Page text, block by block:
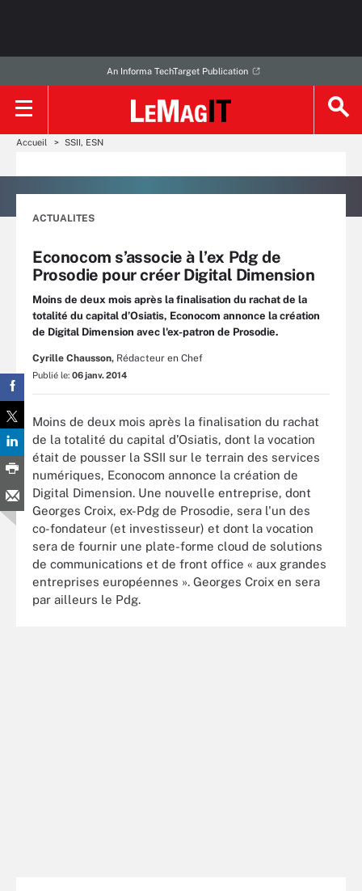
An Informa TechTarget Publication
Accueil SSII, ESN
ACTUALITES
Econocom s’associe à l’ex Pdg de
Prosodie pour créer Digital Dimension
Moins de deux mois après la finalisation du rachat de la
totalité du capital d’Osiatis, Econocom annonce la création
de Digital Dimension avec l'ex-patron de Prosodie.
Cyrille Chausson, Rédacteur en Chef
Publié le: 06 janv. 2014
Moins de deux mois après la finalisation du rachat
de la totalité du capital d’Osiatis, dont la vocation
était de pousser la SSII sur le terrain des services
numériques, Econocom annonce la création de
Digital Dimension. Une nouvelle entreprise, dont
Georges Croix, ex-Pdg de Prosodie, sera l'un des
co-fondateur (et investisseur) et dont la vocation
sera de fournir une plate-forme cloud de solutions
de communications et de front office « aux grandes
entreprises européennes ». Georges Croix en sera
par ailleurs le Pdg.